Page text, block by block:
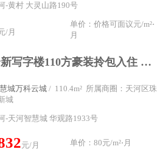
-黄村 大灵山路190号
/月
单价：价格可面议元/m²⋅
月
全新写字楼110方豪装拎包入住 园区配套齐全 地铁公交直达
城万科云城 / 110.4m² 所属商圈：天河区珠
城
-天河智慧城 华观路1933号
元/月 单价：80元/m²⋅月